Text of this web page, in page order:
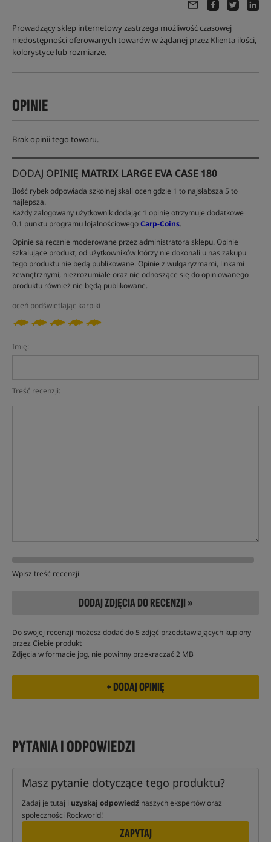
Prowadzący sklep internetowy zastrzega możliwość czasowej
niedostępności oferowanych towarów w żądanej przez Klienta ilości,
kolorystyce lub rozmiarze.
OPINIE
Brak opinii tego towaru.
DODAJ OPINIĘ MATRIX LARGE EVA CASE 180
Ilość rybek odpowiada szkolnej skali ocen gdzie 1 to najsłabsza 5 to
najlepsza.
Każdy zalogowany użytkownik dodając 1 opinię otrzymuje dodatkowe
0.1 punktu programu lojalnościowegoCarp-Coins.
Opinie są ręcznie moderowane przez administratora sklepu. Opinie
szkalujące produkt, od użytkowników którzy nie dokonali u nas zakupu
tego produktu nie będą publikowane. Opinie z wulgaryzmami, linkami
zewnętrznymi, niezrozumiałe oraz nie odnoszące się do opiniowanego
produktu również nie będą publikowane.
oceń podświetlając karpiki
Imię:
Treść recenzji:
Wpisz treść recenzji
DODAJ ZDJĘCIA DO RECENZJI »
Do swojej recenzji możesz dodać do 5 zdjęć przedstawiających kupiony
przez Ciebie produkt
Zdjęcia w formacie jpg, nie powinny przekraczać 2 MB
PYTANIA I ODPOWIEDZI
Masz pytanie dotyczące tego produktu?
Zadaj je tutaj i uzyskaj odpowiedź naszych ekspertów oraz
społeczności Rockworld!
ZAPYTAJ